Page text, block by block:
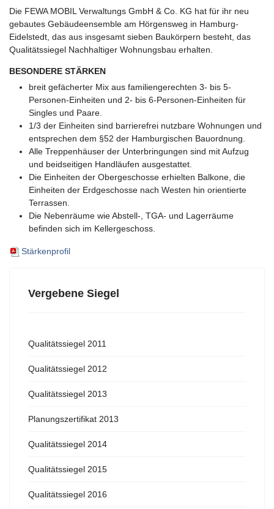
Die FEWA MOBIL Verwaltungs GmbH & Co. KG hat für ihr neu
gebautes Gebäudeensemble am Hörgensweg in Hamburg-
Eidelstedt, das aus insgesamt sieben Baukörpern besteht, das
Qualitätssiegel Nachhaltiger Wohnungsbau erhalten.
BESONDERE STÄRKEN
breit gefächerter Mix aus familiengerechten 3- bis 5-
Personen-Einheiten und 2- bis 6-Personen-Einheiten für
Singles und Paare.
1/3 der Einheiten sind barrierefrei nutzbare Wohnungen und
entsprechen dem §52 der Hamburgischen Bauordnung.
Alle Treppenhäuser der Unterbringungen sind mit Aufzug
und beidseitigen Handläufen ausgestattet.
Die Einheiten der Obergeschosse erhielten Balkone, die
Einheiten der Erdgeschosse nach Westen hin orientierte
Terrassen.
Die Nebenräume wie Abstell-, TGA- und Lagerräume
befinden sich im Kellergeschoss.
Stärkenprofil
Vergebene Siegel
Qualitätssiegel 2011
Qualitätssiegel 2012
Qualitätssiegel 2013
Planungszertifikat 2013
Qualitätssiegel 2014
Qualitätssiegel 2015
Qualitätssiegel 2016